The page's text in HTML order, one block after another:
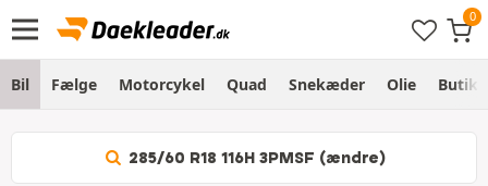
Bil Fælge Motorcykel Quad Snekæder Olie Butik
285/60 R18 116H 3PMSF (ændre)